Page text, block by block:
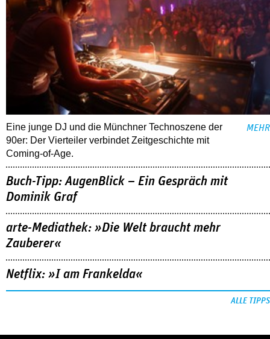
Eine junge DJ und die Münchner Technoszene der
90er: Der Vierteiler verbindet Zeitgeschichte mit
Coming-of-Age.
MEHR
Buch-Tipp: AugenBlick – Ein Gespräch mit
Dominik Graf
arte-Mediathek: »Die Welt braucht mehr
Zauberer«
Netflix: »I am Frankelda«
ALLE TIPPS